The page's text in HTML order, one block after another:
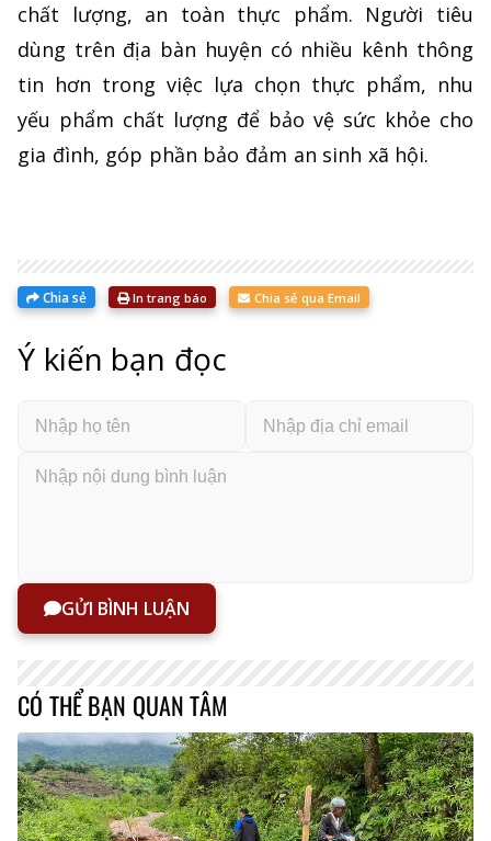
chất lượng, an toàn thực phẩm. Người tiêu
dùng trên địa bàn huyện có nhiều kênh thông
tin hơn trong việc lựa chọn thực phẩm, nhu
yếu phẩm chất lượng để bảo vệ sức khỏe cho
gia đình, góp phần bảo đảm an sinh xã hội.
Chia sẻ In trang báo Chia sẻ qua Email
Ý kiến bạn đọc
GỬI BÌNH LUẬN
CÓ THỂ BẠN QUAN TÂM